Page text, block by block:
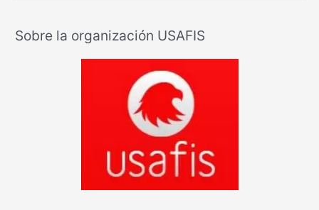
c
Sobre la organización USAFIS